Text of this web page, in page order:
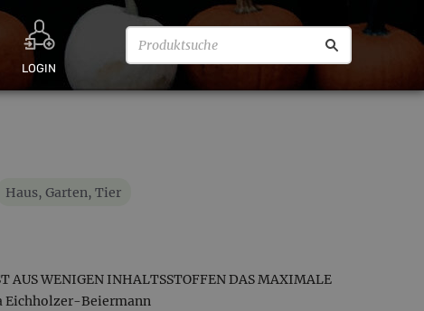
LOGIN
Haus, Garten, Tier
WENIGEN INHALTSSTOFFEN DAS MAXIMALE
Eichholzer-Beiermann